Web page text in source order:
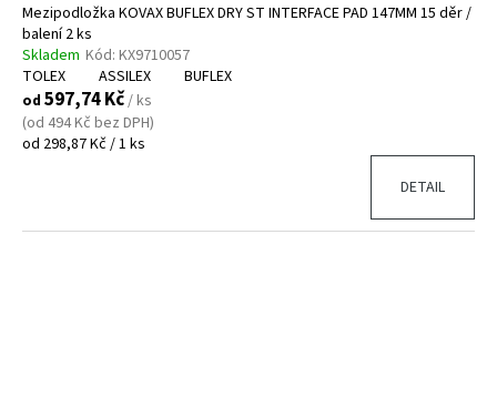
Mezipodložka KOVAX BUFLEX DRY ST INTERFACE PAD 147MM 15 děr /
balení 2 ks
Skladem Kód: KX9710057
TOLEX
ASSILEX BUFLEX
od 597,74 Kč/ ks
(od 494 Kč bez DPH)
Měrná
od 298,87 Kč / 1 ks
DETAIL